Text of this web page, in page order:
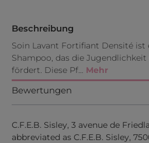
Beschreibung
Soin Lavant Fortifiant Densité ist
Shampoo, das die
fördert. Diese Pf… Mehr
Bewertungen
C.F.E.B. Sisley, 3 avenue de
abbreviated as C.F.E.B. Sisley,